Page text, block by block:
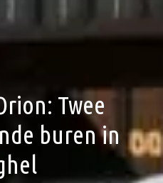
Twee
buren in